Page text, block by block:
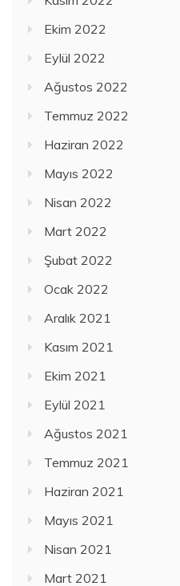
Ekim 2022
Eylül 2022
Ağustos 2022
Temmuz 2022
Haziran 2022
Mayıs 2022
Nisan 2022
Mart 2022
Şubat 2022
Ocak 2022
Aralık 2021
Kasım 2021
Ekim 2021
Eylül 2021
Ağustos 2021
Temmuz 2021
Haziran 2021
Mayıs 2021
Nisan 2021
Mart 2021